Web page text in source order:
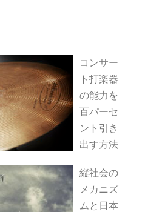
コンサー
ト打楽器
の能力を
百パーセ
ント引き
出す方法
縦社会の
メカニズ
ムと日本